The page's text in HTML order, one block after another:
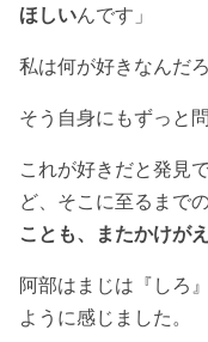
ほしいんです」
私は何が好きなんだ
そう自身にもずっと
これが好きだと発見
ど、そこに至るまで
ことも、またかけが
阿部はまじは『しろ
ように感じました。